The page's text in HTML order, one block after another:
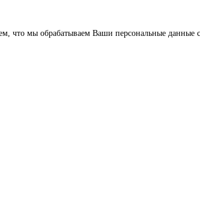
что мы обрабатываем Ваши персональные